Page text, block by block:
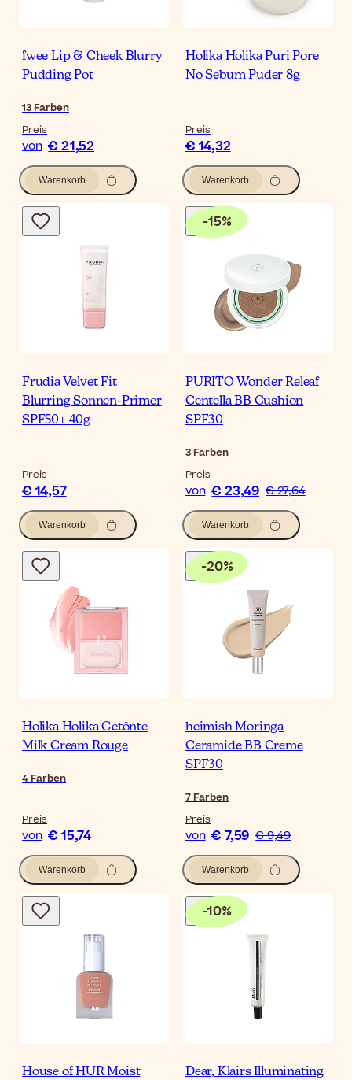
fwee Lip & Cheek Blurry
Pudding Pot
13 Farben
Preis
von € 21,52
Warenkorb
Holika Holika Puri Pore
No Sebum Puder 8g
Preis
€ 14,32
Warenkorb
Frudia Velvet Fit
Blurring Sonnen-Primer
SPF50+ 40g
Preis
€ 14,57
Warenkorb
-15%
PURITO Wonder Releaf
Centella BB Cushion
SPF30
3 Farben
Preis
von € 23,49 € 27,64
Warenkorb
Holika Holika Getönte
Milk Cream Rouge
4 Farben
Preis
von € 15,74
Warenkorb
-20%
heimish Moringa
Ceramide BB Creme
SPF30
7 Farben
Preis
von € 7,59 € 9,49
Warenkorb
House of HUR Moist
-10%
Dear, Klairs Illuminating